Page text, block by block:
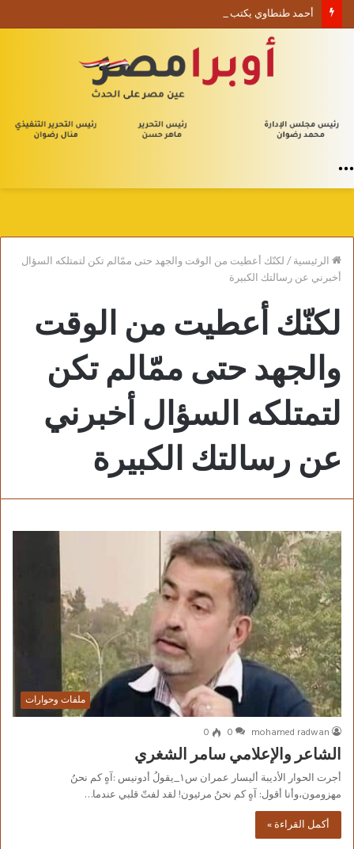
أحمد طنطاوي يكتب حين يصبح الوجود علامة استفهام
الرئيسية/لكنّك أعطيت من الوقت والجهد حتى ممّالم تكن لتمتلكه السؤال
أخبرني عن رسالتك الكبيرة
لكنّك أعطيت من الوقت
والجهد حتى ممّالم تكن
لتمتلكه السؤال أخبرني
عن رسالتك الكبيرة
ملفات وحوارات
mohamed radwan
0
0
الشاعر والإعلامي سامر الشغري
أجرت الحوار الأديبة أليسار عمران س١_يقولُ أدونيس :آهٍ كم نحنُ
مهزومون،وأنا أقول: آهٍ كم نحنُ مرئيون! لقد لفتّ قلبي عندما…
أكمل القراءة »